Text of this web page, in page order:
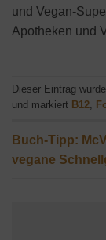
und Vegan-
Apotheken und
Dieser Eintrag
und markiert B12,
Buch-Tipp:
vegane